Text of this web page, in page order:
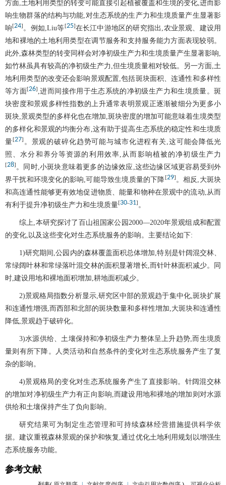
方面,土地利用类型的转变可能直接引起植被覆盖和生境的变化,进而影
响生物群落的结构与功能,对生态系统的生产力和生境质量产生显著影
响[24] 。例如,Liu等[25]在长江中游地区的研究指出,农业景观、建设用
地和裸地的土地利用类型在调节服务和支持服务能力方面表现较弱。
此外,森林类型的转变同样会对净初级生产力和生境质量产生显著影响,
如竹林虽具有较高的净初级生产力,但生境质量相对较低。另一方面,土
地利用类型的改变还会影响景观配置,包括斑块面积、连通性和多样性
等方面[26] ,进而间接作用于生态系统的净初级生产力和生境质量。斑
块密度和景观多样性指数的上升通常表明景观正逐渐被细分为更多小
斑块,景观类型的多样化也在增加,斑块密度的增加可能意味着生境类型
的多样化和景观的均衡分布,这有助于提高生态系统的稳定性和生境质
量[27] 。景观的破碎化趋势可能与城市化进程有关,这可能会降低光
照、水分和养分等资源的利用效率,从而影响植被的净初级生产力
[28] 。同时,小斑块意味着更多的边缘效应,这些边缘区域更容易受到外
界干扰和环境变化的影响,可能导致生境质量的下降[29] 。相反,大斑块
和高连通性能够更有效地促进物质、能量和物种在景观中的流动,从而
有利于提升净初级生产力和生境质量[30-31] 。
综上,本研究探讨了百山祖国家公园2000—2020年景观组成和配置
的变化,以及这些变化对生态系统服务的影响。主要结论如下:
1)研究期间,公园内的森林覆盖面积总体增加,特别是针阔混交林、
常绿阔叶林和常绿落叶混交林的面积显著增长,而针叶林面积减少。同
时,建设用地和裸地面积增加,耕地面积减少。
2)景观格局指数分析显示,研究区中部的景观趋于集中化,斑块扩展
和连通性增强,而西部和北部的斑块数量和多样性增加,大斑块和连通性
降低,景观趋于破碎化。
3)水源供给、土壤保持和净初级生产力整体呈上升趋势,而生境质
量则有所下降。人类活动和自然条件的变化对生态系统服务产生了复
杂的影响。
4)景观格局的变化对生态系统服务产生了直接影响。针阔混交林
的增加对净初级生产力有正向影响,而建设用地和裸地的增加则对水源
供给和土壤保持产生了负向影响。
研究结果可为制定生态管理和可持续森林经营措施提供科学依
据。建议重视森林景观的保护和恢复,通过优化土地利用规划以增强生
态系统服务功能。
参考文献